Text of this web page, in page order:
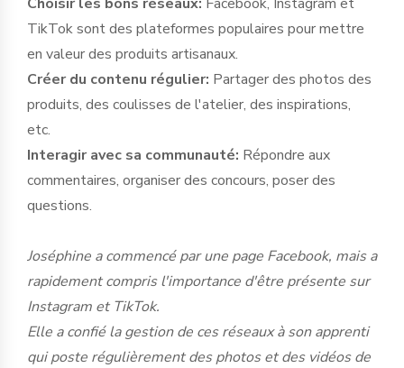
TikTok sont des plateformes populaires pour mettre
en valeur des produits artisanaux.
Créer du contenu régulier: Partager des photos des
produits, des coulisses de l'atelier, des inspirations,
etc.
Interagir avec sa communauté: Répondre aux
commentaires, organiser des concours, poser des
questions.
Joséphine a commencé par une page Facebook, mais a
rapidement compris l'importance d'être présente sur
Instagram et TikTok.
Elle a confié la gestion de ces réseaux à son apprenti
qui poste régulièrement des photos et des vidéos de